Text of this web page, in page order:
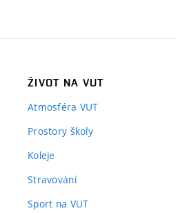
ŽIVOT NA VUT
Atmosféra VUT
Prostory školy
Koleje
Stravování
Sport na VUT